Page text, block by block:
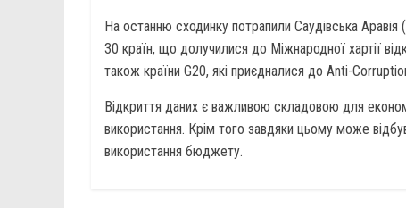
На останню сходинку потрапили Саудівська
30 країн, що долучилися до Міжнародної хартії
також країни G20, які приєдналися до Anti-
Відкриття даних є важливою складовою для
використання. Крім того завдяки цьому може
використання бюджету.